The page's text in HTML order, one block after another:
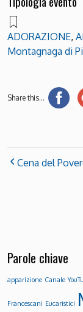
Download
ADORAZIONE,
Montagnaga di
Share this...
Cena del
Parole chiave
apparizione Canale
Francescani Eucaristici